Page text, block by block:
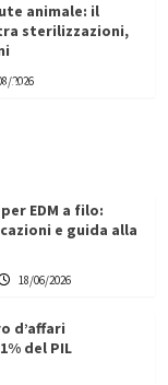
animale: il
sterilizzazioni,
2026
chiave
transizione
EDM a filo:
e guida alla
18/06/2026
d’affari
del PIL